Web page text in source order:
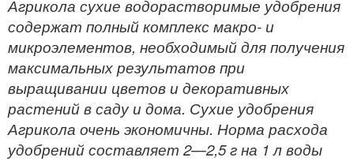
Агрикола сухие водорастворимые удобрения
содержат полный комплекс макро- и
микроэлементов, необходимый для получения
максимальных результатов при
выращивании цветов и декоративных
растений в саду и дома. Сухие удобрения
Агрикола очень экономичны. Норма расхода
удобрений составляет 2—2,5 г на 1 л воды